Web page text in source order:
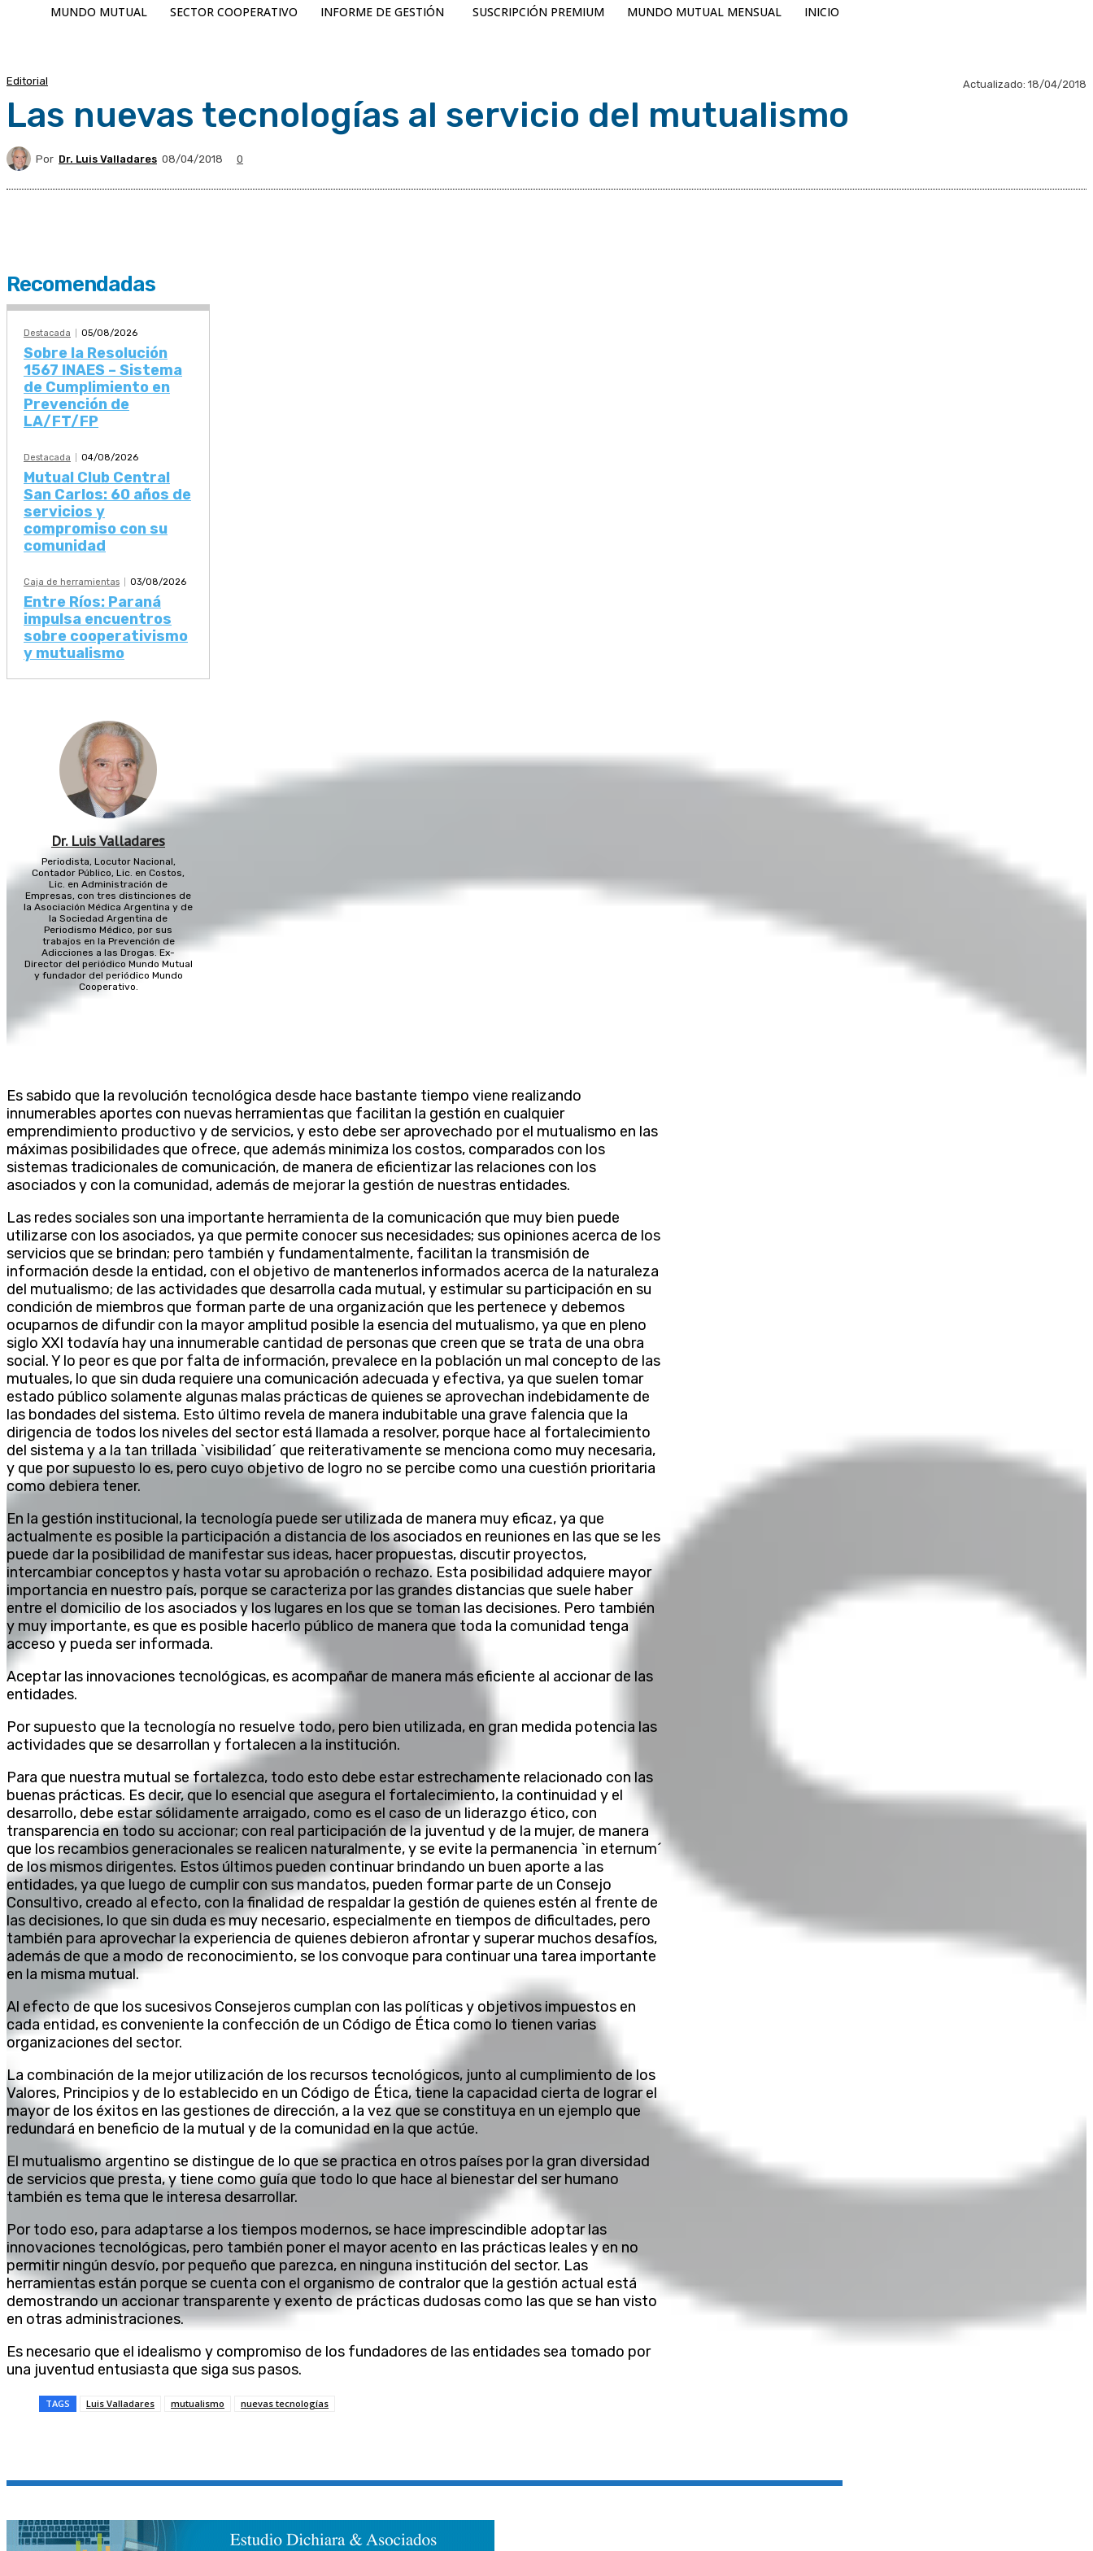
MUNDO MUTUAL SECTOR COOPERATIVO INFORME DE GESTIÓN SUSCRIPCIÓN PREMIUM MUNDO MUTUAL MENSUAL INICIO
Editorial Actualizado: 18/04/2018
Las nuevas tecnologías al servicio del mutualismo
Por Dr. Luis Valladares 08/04/2018 0
Recomendadas
Destacada 05/08/2026
Sobre la Resolución
1567 INAES – Sistema
de Cumplimiento en
Prevención de
LA/FT/FP
Destacada 04/08/2026
Mutual Club Central
San Carlos: 60 años de
servicios y
compromiso con su
comunidad
Caja de herramientas 03/08/2026
Entre Ríos: Paraná
impulsa encuentros
sobre cooperativismo
y mutualismo
Dr. Luis Valladares
Periodista, Locutor Nacional,
Contador Público, Lic. en Costos,
Lic. en Administración de
Empresas, con tres distinciones de
la Asociación Médica Argentina y de
la Sociedad Argentina de
Periodismo Médico, por sus
trabajos en la Prevención de
Adicciones a las Drogas. Ex-
Director del periódico Mundo Mutual
y fundador del periódico Mundo
Cooperativo.
Es sabido que la revolución tecnológica desde hace bastante tiempo viene realizando
innumerables aportes con nuevas herramientas que facilitan la gestión en cualquier
emprendimiento productivo y de servicios, y esto debe ser aprovechado por el mutualismo en las
máximas posibilidades que ofrece, que además minimiza los costos, comparados con los
sistemas tradicionales de comunicación, de manera de eficientizar las relaciones con los
asociados y con la comunidad, además de mejorar la gestión de nuestras entidades.
Las redes sociales son una importante herramienta de la comunicación que muy bien puede
utilizarse con los asociados, ya que permite conocer sus necesidades; sus opiniones acerca de los
servicios que se brindan; pero también y fundamentalmente, facilitan la transmisión de
información desde la entidad, con el objetivo de mantenerlos informados acerca de la naturaleza
del mutualismo; de las actividades que desarrolla cada mutual, y estimular su participación en su
condición de miembros que forman parte de una organización que les pertenece y debemos
ocuparnos de difundir con la mayor amplitud posible la esencia del mutualismo, ya que en pleno
siglo XXI todavía hay una innumerable cantidad de personas que creen que se trata de una obra
social. Y lo peor es que por falta de información, prevalece en la población un mal concepto de las
mutuales, lo que sin duda requiere una comunicación adecuada y efectiva, ya que suelen tomar
estado público solamente algunas malas prácticas de quienes se aprovechan indebidamente de
las bondades del sistema. Esto último revela de manera indubitable una grave falencia que la
dirigencia de todos los niveles del sector está llamada a resolver, porque hace al fortalecimiento
del sistema y a la tan trillada `visibilidad´ que reiterativamente se menciona como muy necesaria,
y que por supuesto lo es, pero cuyo objetivo de logro no se percibe como una cuestión prioritaria
como debiera tener.
En la gestión institucional, la tecnología puede ser utilizada de manera muy eficaz, ya que
actualmente es posible la participación a distancia de los asociados en reuniones en las que se les
puede dar la posibilidad de manifestar sus ideas, hacer propuestas, discutir proyectos,
intercambiar conceptos y hasta votar su aprobación o rechazo. Esta posibilidad adquiere mayor
importancia en nuestro país, porque se caracteriza por las grandes distancias que suele haber
entre el domicilio de los asociados y los lugares en los que se toman las decisiones. Pero también
y muy importante, es que es posible hacerlo público de manera que toda la comunidad tenga
acceso y pueda ser informada.
Aceptar las innovaciones tecnológicas, es acompañar de manera más eficiente al accionar de las
entidades.
Por supuesto que la tecnología no resuelve todo, pero bien utilizada, en gran medida potencia las
actividades que se desarrollan y fortalecen a la institución.
Para que nuestra mutual se fortalezca, todo esto debe estar estrechamente relacionado con las
buenas prácticas. Es decir, que lo esencial que asegura el fortalecimiento, la continuidad y el
desarrollo, debe estar sólidamente arraigado, como es el caso de un liderazgo ético, con
transparencia en todo su accionar; con real participación de la juventud y de la mujer, de manera
que los recambios generacionales se realicen naturalmente, y se evite la permanencia `in eternum´
de los mismos dirigentes. Estos últimos pueden continuar brindando un buen aporte a las
entidades, ya que luego de cumplir con sus mandatos, pueden formar parte de un Consejo
Consultivo, creado al efecto, con la finalidad de respaldar la gestión de quienes estén al frente de
las decisiones, lo que sin duda es muy necesario, especialmente en tiempos de dificultades, pero
también para aprovechar la experiencia de quienes debieron afrontar y superar muchos desafíos,
además de que a modo de reconocimiento, se los convoque para continuar una tarea importante
en la misma mutual.
Al efecto de que los sucesivos Consejeros cumplan con las políticas y objetivos impuestos en
cada entidad, es conveniente la confección de un Código de Ética como lo tienen varias
organizaciones del sector.
La combinación de la mejor utilización de los recursos tecnológicos, junto al cumplimiento de los
Valores, Principios y de lo establecido en un Código de Ética, tiene la capacidad cierta de lograr el
mayor de los éxitos en las gestiones de dirección, a la vez que se constituya en un ejemplo que
redundará en beneficio de la mutual y de la comunidad en la que actúe.
El mutualismo argentino se distingue de lo que se practica en otros países por la gran diversidad
de servicios que presta, y tiene como guía que todo lo que hace al bienestar del ser humano
también es tema que le interesa desarrollar.
Por todo eso, para adaptarse a los tiempos modernos, se hace imprescindible adoptar las
innovaciones tecnológicas, pero también poner el mayor acento en las prácticas leales y en no
permitir ningún desvío, por pequeño que parezca, en ninguna institución del sector. Las
herramientas están porque se cuenta con el organismo de contralor que la gestión actual está
demostrando un accionar transparente y exento de prácticas dudosas como las que se han visto
en otras administraciones.
Es necesario que el idealismo y compromiso de los fundadores de las entidades sea tomado por
una juventud entusiasta que siga sus pasos.
TAGS Luis Valladares mutualismo nuevas tecnologías